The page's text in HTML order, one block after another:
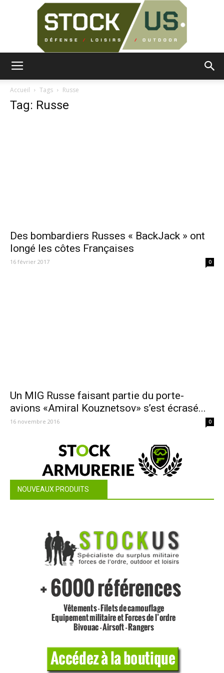
Accueil Tags Russe
Tag: Russe
Des bombardiers Russes « BackJack » ont
longé les côtes Françaises
16 février 2017 0
Un MIG Russe faisant partie du porte-
avions «Amiral Kouznetsov» s’est écrasé...
16 novembre 2016 0
NOUVEAUX PRODUITS